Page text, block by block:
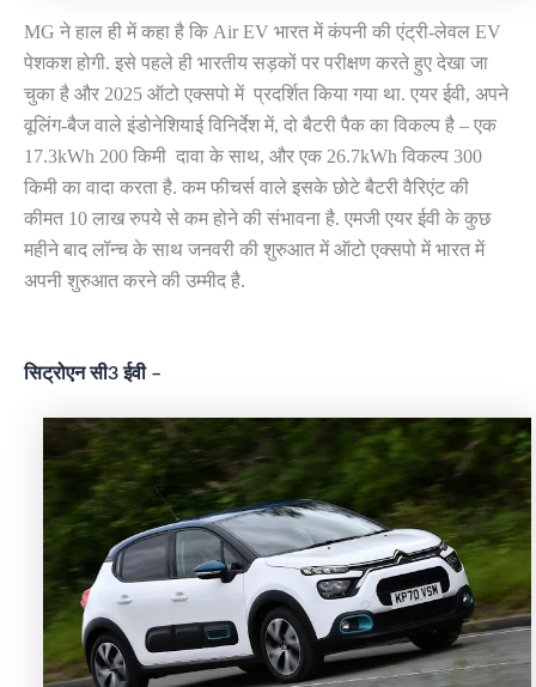
MG ने हाल ही में कहा है कि Air EV भारत में कंपनी की एंट्री-लेवल EV
पेशकश होगी. इसे पहले ही भारतीय सड़कों पर परीक्षण करते हुए देखा जा
चुका है और 2025 ऑटो एक्सपो में प्रदर्शित किया गया था. एयर ईवी, अपने
वूलिंग-बैज वाले इंडोनेशियाई विनिर्देश में, दो बैटरी पैक का विकल्प है – एक
17.3kWh 200 किमी दावा के साथ, और एक 26.7kWh विकल्प 300
किमी का वादा करता है. कम फीचर्स वाले इसके छोटे बैटरी वैरिएंट की
कीमत 10 लाख रुपये से कम होने की संभावना है. एमजी एयर ईवी के कुछ
महीने बाद लॉन्च के साथ जनवरी की शुरुआत में ऑटो एक्सपो में भारत में
अपनी शुरुआत करने की उम्मीद है.
सिट्रोएन सी3 ईवी –